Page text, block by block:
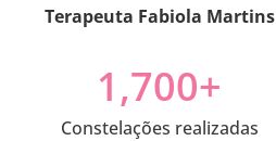
Terapeuta Fabiola Martins
Constelações realizadas
1,700+